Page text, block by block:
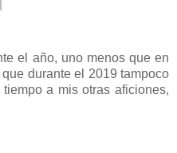
el año, uno menos que en
durante el 2019 tampoco
a mis otras aficiones,